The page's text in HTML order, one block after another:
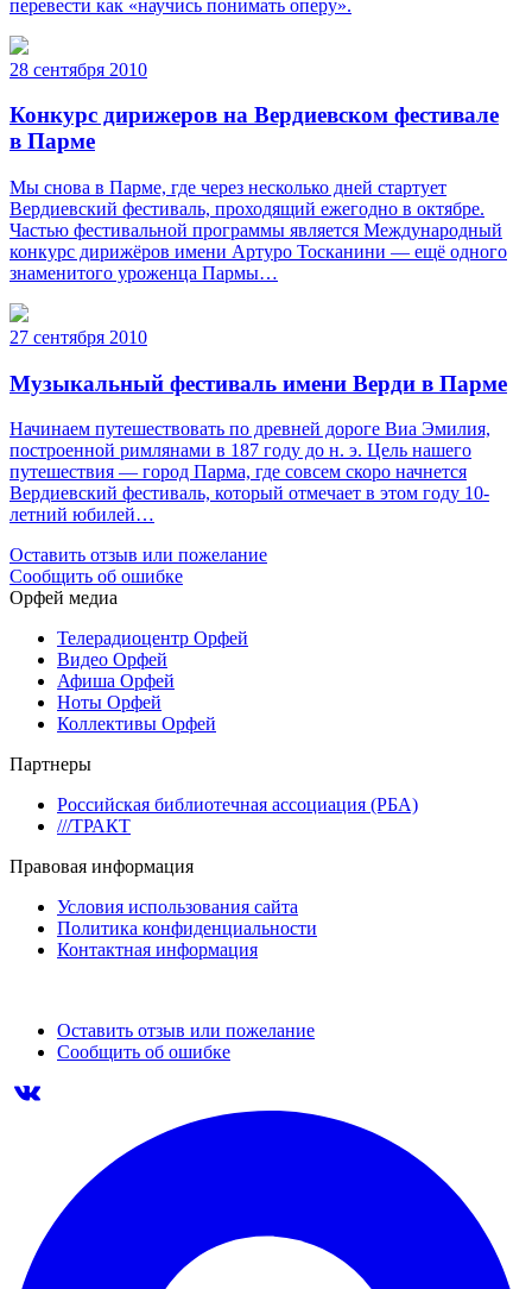
перевести как «научись понимать оперу».
28 сентября 2010
Конкурс дирижеров на Вердиевском фестивале
в Парме
Мы снова в Парме, где через несколько дней стартует
Вердиевский фестиваль, проходящий ежегодно в октябре.
Частью фестивальной программы является Международный
конкурс дирижёров имени Артуро Тосканини — ещё одного
знаменитого уроженца Пармы…
27 сентября 2010
Музыкальный фестиваль имени Верди в Парме
Начинаем путешествовать по древней дороге Виа Эмилия,
построенной римлянами в 187 году до н. э. Цель нашего
путешествия — город Парма, где совсем скоро начнется
Вердиевский фестиваль, который отмечает в этом году 10-
летний юбилей…
Оставить отзыв или пожелание
Сообщить об ошибке
Орфей медиа
Телерадиоцентр Орфей
Видео Орфей
Афиша Орфей
Ноты Орфей
Коллективы Орфей
Партнеры
Российская библиотечная ассоциация (РБА)
///ТРАКТ
Правовая информация
Условия использования сайта
Политика конфиденциальности
Контактная информация
Оставить отзыв или пожелание
Сообщить об ошибке